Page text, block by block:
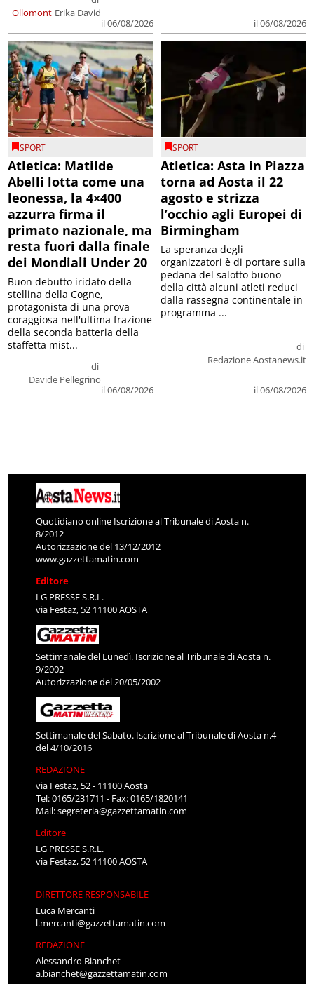
Ollomont Erika David
il 06/08/2026
il 06/08/2026
SPORT
Atletica: Matilde
Abelli lotta come una
leonessa, la 4×400
azzurra firma il
primato nazionale, ma
resta fuori dalla finale
dei Mondiali Under 20
di
Davide Pellegrino
il 06/08/2026
Buon debutto iridato della
stellina della Cogne,
protagonista di una prova
coraggiosa nell'ultima frazione
della seconda batteria della
staffetta mist...
SPORT
Atletica: Asta in Piazza
torna ad Aosta il 22
agosto e strizza
l’occhio agli Europei di
Birmingham
di
Redazione Aostanews.it
il 06/08/2026
La speranza degli
organizzatori è di portare sulla
pedana del salotto buono
della città alcuni atleti reduci
dalla rassegna continentale in
programma ...
Quotidiano online Iscrizione al Tribunale di Aosta n.
8/2012
Autorizzazione del 13/12/2012
www.gazzettamatin.com
Editore
LG PRESSE S.R.L.
via Festaz, 52 11100 AOSTA
Settimanale del Lunedì. Iscrizione al Tribunale di Aosta n.
9/2002
Autorizzazione del 20/05/2002
Settimanale del Sabato. Iscrizione al Tribunale di Aosta n.4
del 4/10/2016
REDAZIONE
via Festaz, 52 - 11100 Aosta
Tel: 0165/231711 - Fax: 0165/1820141
Mail:segreteria@gazzettamatin.com
Editore
LG PRESSE S.R.L.
via Festaz, 52 11100 AOSTA
DIRETTORE RESPONSABILE
Luca Mercanti
l.mercanti@gazzettamatin.com
REDAZIONE
Alessandro Bianchet
a.bianchet@gazzettamatin.com